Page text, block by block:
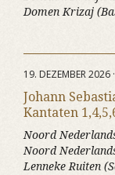
Domen Krizaj
19. DEZEMBER 2026
Johann
Kantaten
Noord
Noord
Lenneke Ruiten